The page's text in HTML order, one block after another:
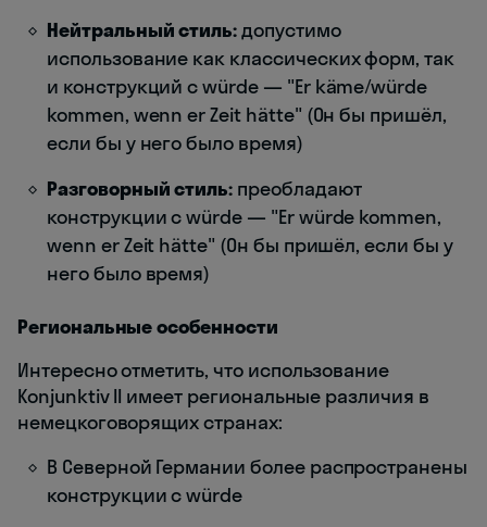
Нейтральный стиль:допустимо
использование как классических форм, так
и конструкций с würde — "Er käme/würde
kommen, wenn er Zeit hätte" (Он бы пришёл,
если бы у него было время)
Разговорный стиль: преобладают
конструкции с würde — "Er würde kommen,
wenn er Zeit hätte" (Он бы пришёл, если бы у
него было время)
Региональные особенности
Интересно отметить, что использование
Konjunktiv II имеет региональные различия в
немецкоговорящих странах:
В Северной Германии более распространены
конструкции с würde